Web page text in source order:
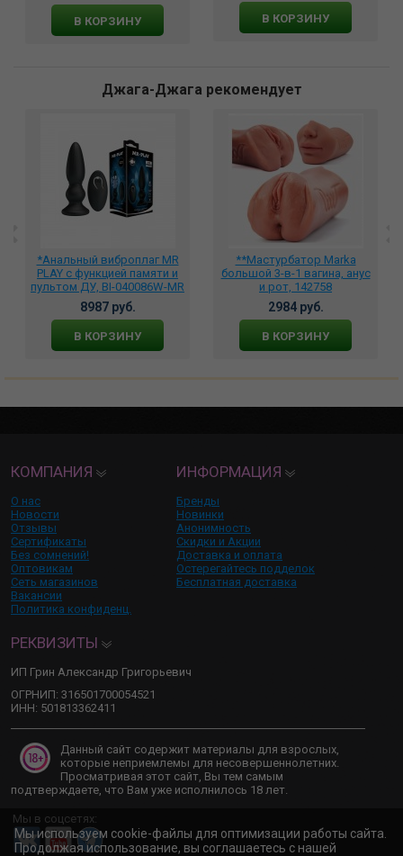
В КОРЗИНУ В КОРЗИНУ
Джага-Джага рекомендует
*Анальный виброплаг MR
PLAY с функцией памяти и
пультом ДУ, BI-040086W-MR
8987 руб.
В КОРЗИНУ
**Мастурбатор Marka
большой 3-в-1 вагина, анус
и рот, 142758
2984 руб.
В КОРЗИНУ
КОМПАНИЯ
О нас
Новости
Отзывы
Сертификаты
Без сомнений!
Оптовикам
Сеть магазинов
Вакансии
Политика конфиденц.
ИНФОРМАЦИЯ
Бренды
Новинки
Анонимность
Скидки и Акции
Доставка и оплата
Остерегайтесь подделок
Бесплатная доставка
РЕКВИЗИТЫ
ИП Грин Александр Григорьевич
ОГРНИП: 316501700054521
ИНН: 501813362411
Данный сайт содержит материалы для взрослых,
которые неприемлемы для несовершеннолетних.
Просматривая этот сайт, Вы тем самым
подтверждаете, что Вам уже исполнилось 18 лет.
Мы в соцсетях:
Мы используем cookie-файлы для оптимизации работы сайта.
Продолжая использование, вы соглашаетесь с нашей